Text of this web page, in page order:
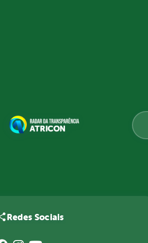
Redes Sociais